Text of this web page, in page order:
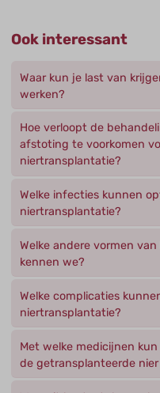
Ook interessant
Waar kun je last van
werken?
Hoe verloopt de
afstoting te voorkomen
niertransplantatie?
Welke infecties kunnen
niertransplantatie?
Welke andere vormen
kennen we?
Welke complicaties
niertransplantatie?
Met welke medicijnen
de getransplanteerde